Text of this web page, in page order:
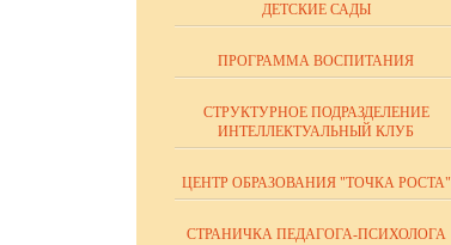
ДЕТСКИЕ САДЫ
ПРОГРАММА ВОСПИТАНИЯ
СТРУКТУРНОЕ ПОДРАЗДЕЛЕНИЕ
ИНТЕЛЛЕКТУАЛЬНЫЙ КЛУБ
ЦЕНТР ОБРАЗОВАНИЯ "ТОЧКА РОСТА"
СТРАНИЧКА ПЕДАГОГА-ПСИХОЛОГА